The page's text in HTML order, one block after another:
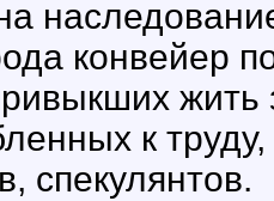
конвейер
жить
к
спекулянтов.